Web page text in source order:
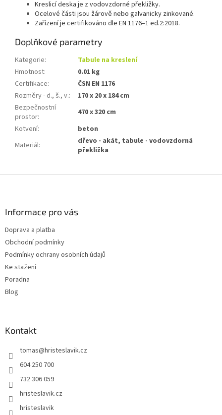
Kreslicí deska je z vodovzdorné překližky.
Ocelové části jsou žárově nebo galvanicky zinkované.
Zařízení je certifikováno dle EN 1176–1 ed.2:2018.
Doplňkové parametry
Kategorie:
Tabule na kreslení
Hmotnost:
0.01 kg
Certifikace:
ČSN EN 1176
Rozměry - d., š., v.:
170 x 20 x 184 cm
Bezpečnostní
prostor:
470 x 320 cm
Kotvení:
beton
Materiál:
dřevo - akát, tabule - vodovzdorná
překližka
Informace pro vás
Doprava a platba
Obchodní podmínky
Podmínky ochrany osobních údajů
Ke stažení
Poradna
Blog
Kontakt
tomas@hristeslavik.cz
604 250 700
732 306 059
hristeslavik.cz
hristeslavik